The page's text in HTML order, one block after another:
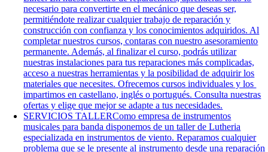
necesario para convertirte en el mecánico que deseas ser,
permitiéndote realizar cualquier trabajo de reparación y
construcción con confianza y los conocimientos adquiridos. Al
completar nuestros cursos, contaras con nuestro asesoramiento
permanente. Además, al finalizar el curso, podrás utilizar
nuestras instalaciones para tus reparaciones más complicadas,
acceso a nuestras herramientas y la posibilidad de adquirir los
materiales que necesites. Ofrecemos cursos individuales y los
impartimos en castellano, inglés o portugués. Consulta nuestras
ofertas y elige que mejor se adapte a tus necesidades.
SERVICIOS TALLERComo empresa de instrumentos
musicales para banda disponemos de un taller de Lutheria
especializada en instrumentos de viento. Reparamos cualquier
problema que se le presente al instrumento desde una reparación